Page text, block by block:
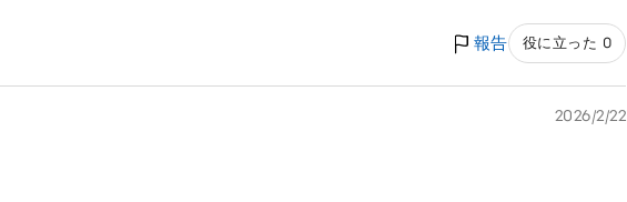
報告 役に立った 0
2026/2/22